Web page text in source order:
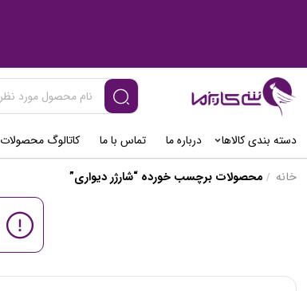
دسته بندی کالاها درباره ما تماس با ما کاتالوگ محصولات
خانه / محصولات برچسب خورده “شارژر دیواری”